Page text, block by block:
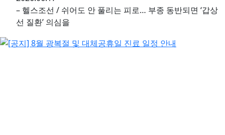
– 헬스조선 / 쉬어도 안 풀리는 피로… 부종 동반되면 ‘갑상
선 질환’ 의심을